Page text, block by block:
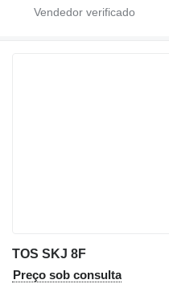
TOS SKJ 8F
Preço sob consulta